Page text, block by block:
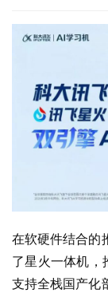
在软硬件结合的
了星火一体机，
支持全栈国产化